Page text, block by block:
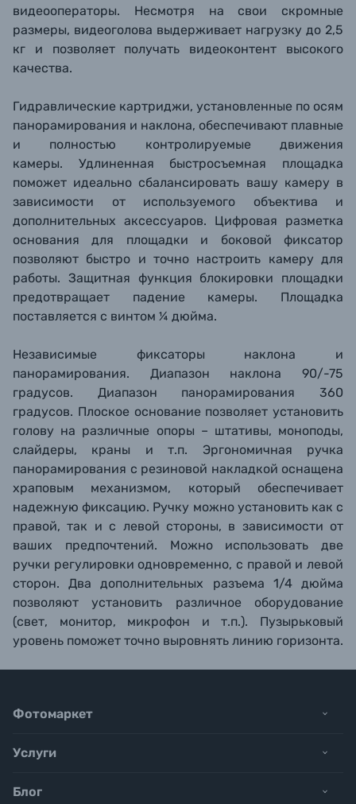
видеооператоры. Несмотря на свои скромные
размеры, видеоголова выдерживает нагрузку до 2,5
кг и позволяет получать видеоконтент высокого
качества.
Гидравлические картриджи, установленные по осям
панорамирования и наклона, обеспечивают плавные
и полностью контролируемые движения
камеры. Удлиненная быстросъемная площадка
поможет идеально сбалансировать вашу камеру в
зависимости от используемого объектива и
дополнительных аксессуаров. Цифровая разметка
основания для площадки и боковой фиксатор
позволяют быстро и точно настроить камеру для
работы. Защитная функция блокировки площадки
предотвращает падение камеры. Площадка
поставляется с винтом ¼ дюйма.
Независимые фиксаторы наклона и
панорамирования. Диапазон наклона 90/-75
градусов. Диапазон панорамирования 360
градусов. Плоское основание позволяет установить
голову на различные опоры – штативы, моноподы,
слайдеры, краны и т.п. Эргономичная ручка
панорамирования с резиновой накладкой оснащена
храповым механизмом, который обеспечивает
надежную фиксацию. Ручку можно установить как с
правой, так и с левой стороны, в зависимости от
ваших предпочтений. Можно использовать две
ручки регулировки одновременно, с правой и левой
сторон. Два дополнительных разъема 1/4 дюйма
позволяют установить различное оборудование
(свет, монитор, микрофон и т.п.). Пузырьковый
уровень поможет точно выровнять линию горизонта.
Фотомаркет
Услуги
Блог